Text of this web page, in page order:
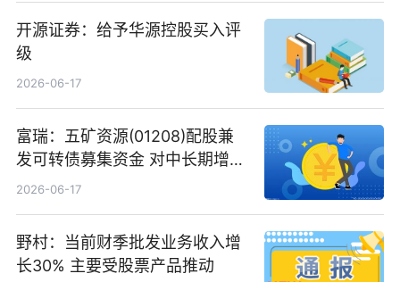
开源证券：给予华源控股买入评
级
2026-06-17
富瑞：五矿资源(01208)配股兼
发可转债募集资金 对中长期增长
和战略定位正面|当前焦点
2026-06-17
野村：当前财季批发业务收入增
长30% 主要受股票产品推动